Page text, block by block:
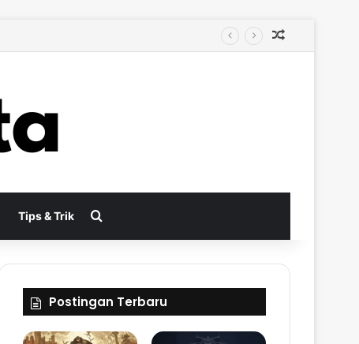
Tips & Trik
Postingan Terbaru